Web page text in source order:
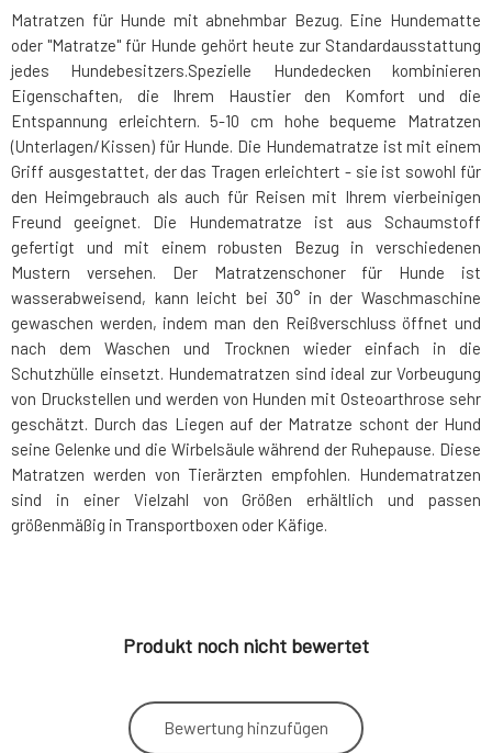
Matratzen für Hunde mit abnehmbar Bezug. Eine Hundematte
oder "Matratze" für Hunde gehört heute zur Standardausstattung
jedes Hundebesitzers.Spezielle Hundedecken kombinieren
Eigenschaften, die Ihrem Haustier den Komfort und die
Entspannung erleichtern. 5-10 cm hohe bequeme Matratzen
(Unterlagen/Kissen) für Hunde. Die Hundematratze ist mit einem
Griff ausgestattet, der das Tragen erleichtert - sie ist sowohl für
den Heimgebrauch als auch für Reisen mit Ihrem vierbeinigen
Freund geeignet. Die Hundematratze ist aus Schaumstoff
gefertigt und mit einem robusten Bezug in verschiedenen
Mustern versehen. Der Matratzenschoner für Hunde ist
wasserabweisend, kann leicht bei 30° in der Waschmaschine
gewaschen werden, indem man den Reißverschluss öffnet und
nach dem Waschen und Trocknen wieder einfach in die
Schutzhülle einsetzt. Hundematratzen sind ideal zur Vorbeugung
von Druckstellen und werden von Hunden mit Osteoarthrose sehr
geschätzt. Durch das Liegen auf der Matratze schont der Hund
seine Gelenke und die Wirbelsäule während der Ruhepause. Diese
Matratzen werden von Tierärzten empfohlen. Hundematratzen
sind in einer Vielzahl von Größen erhältlich und passen
größenmäßig in Transportboxen oder Käfige.
Produkt noch nicht bewertet
Bewertung hinzufügen